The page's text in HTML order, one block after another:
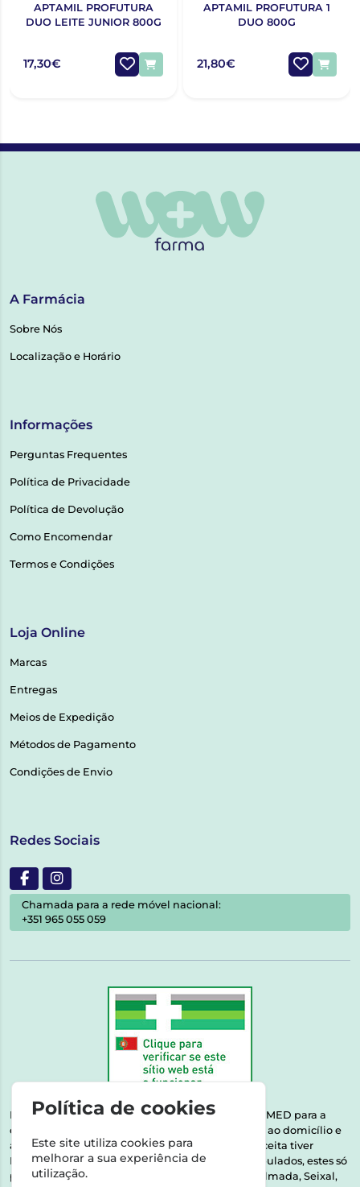
APTAMIL PROFUTURA
DUO LEITE JUNIOR 800G
17,30€
APTAMIL PROFUTURA 1
DUO 800G
21,80€
A Farmácia
Sobre Nós
Localização e Horário
Informações
Perguntas Frequentes
Política de Privacidade
Política de Devolução
Como Encomendar
Termos e Condições
Loja Online
Marcas
Entregas
Meios de Expedição
Métodos de Pagamento
Condições de Envio
Redes Sociais
Chamada para a rede móvel nacional:
+351 965 055 059
Esta farmácia encontra-se autorizada pelo INFARMED para a
dispensa de medicamentos e produtos de saúde ao domicílio e
através da internet. Medicamentos | Se na sua receita tiver
MSRM, MNSRM, MSRMV ou Medicamentos Manipulados, estes só
podem ser entregues nos seguintes concelhos: Almada, Seixal,
Política de cookies
Este site utiliza cookies para
melhorar a sua experiência de
utilização.